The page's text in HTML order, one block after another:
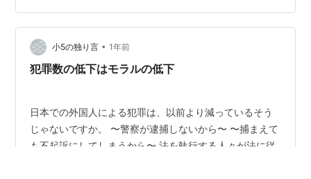
小5の独り言 • 1年前
犯罪数の低下はモラルの低下